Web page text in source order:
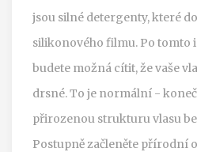
jsou silné detergenty, které
silikonového filmu. Po tomto
budete možná cítit, že vaše
drsné. To je normální -
přirozenou strukturu vlasu
Postupně začleněte přírodní